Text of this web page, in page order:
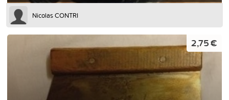
Nicolas CONTRI
2,75 €